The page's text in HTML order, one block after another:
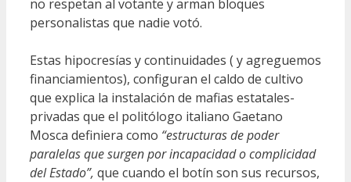
no respetan al votante y arman bloques
personalistas que nadie votó.
Estas hipocresías y continuidades ( y agreguemos
financiamientos), configuran el caldo de cultivo
que explica la instalación de mafias estatales-
privadas que el politólogo italiano Gaetano
Mosca definiera como “estructuras de poder
paralelas que surgen por incapacidad o complicidad
del Estado”, que cuando el botín son sus recursos,